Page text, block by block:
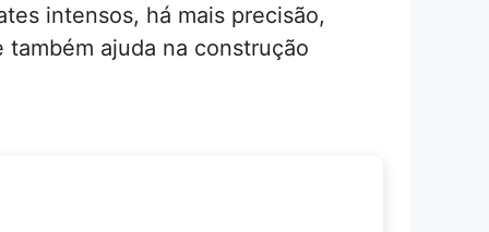
intensos, há mais precisão,
ajuda na construção